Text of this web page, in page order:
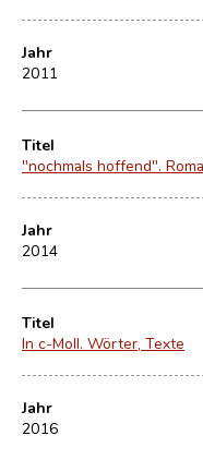
Jahr
2011
Titel
"nochmals hoffend".
Jahr
2014
Titel
In c-Moll. Wörter, Texte
Jahr
2016